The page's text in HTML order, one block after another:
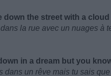
down the street with a
la rue avec un nuages à
in a dream but you
dans un rêve mais tu sais